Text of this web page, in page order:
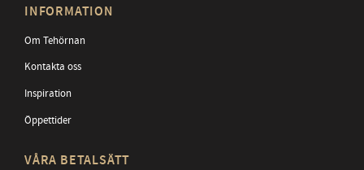
INFORMATION
Om Tehörnan
Kontakta oss
Inspiration
Öppettider
VÅRA BETALSÄTT